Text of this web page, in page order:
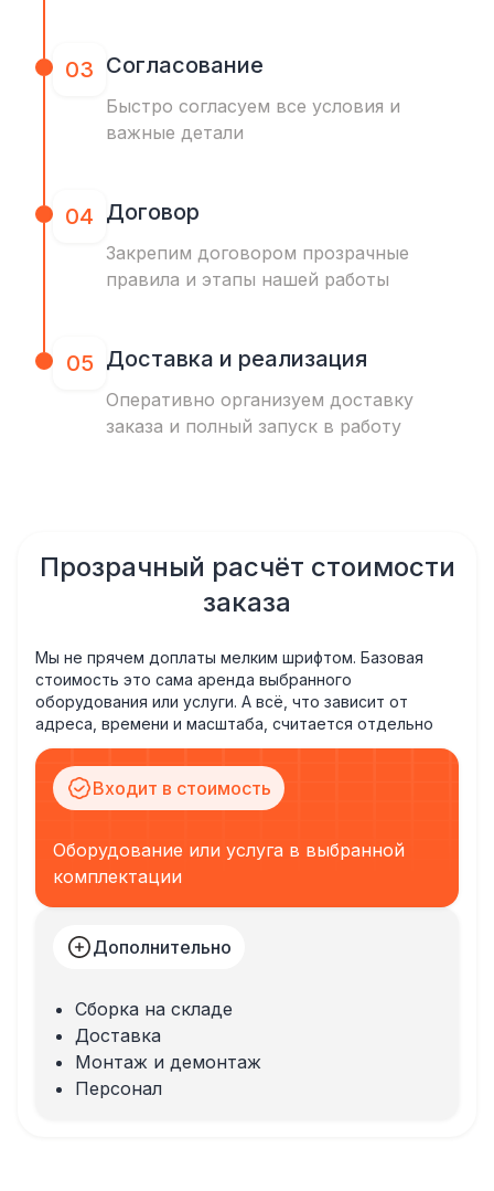
03 Согласование
Быстро согласуем все условия и
важные детали
04 Договор
Закрепим договором прозрачные
правила и этапы нашей работы
05 Доставка и реализация
Оперативно организуем доставку
заказа и полный запуск в работу
Прозрачный расчёт стоимости
заказа
Мы не прячем доплаты мелким шрифтом. Базовая
стоимость это сама аренда выбранного
оборудования или услуги. А всё, что зависит от
адреса, времени и масштаба, считается отдельно
Входит в стоимость
Оборудование или услуга в выбранной
комплектации
Дополнительно
Сборка на складе
Доставка
Монтаж и демонтаж
Персонал